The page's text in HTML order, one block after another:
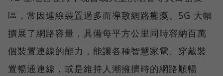
區，常因連線裝置過多而導致網路癱瘓。5G 大幅
擴展了網路容量，具備每平方公里同時容納百萬
個裝置連線的能力，能讓各種智慧家電、穿戴裝
置暢通連線，或是維持人潮擁擠時的網路順暢